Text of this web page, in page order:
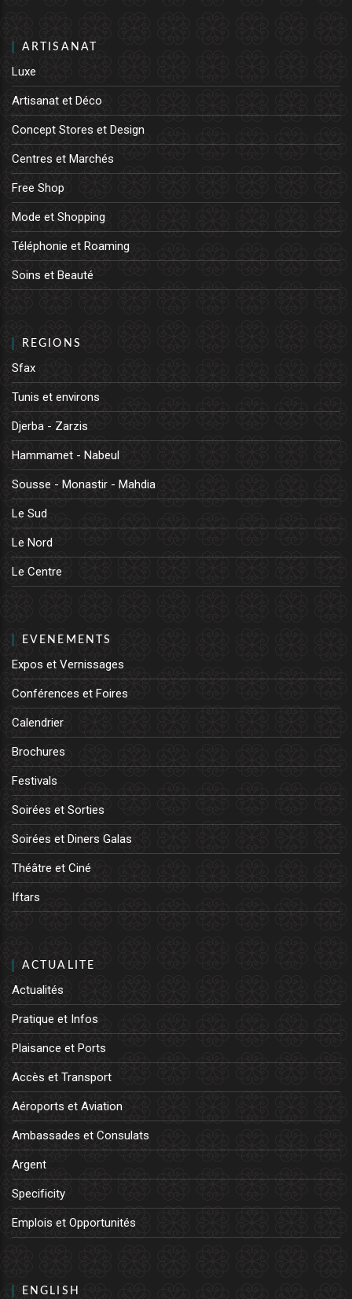
ARTISANAT
Luxe
Artisanat et Déco
Concept Stores et Design
Centres et Marchés
Free Shop
Mode et Shopping
Téléphonie et Roaming
Soins et Beauté
REGIONS
Sfax
Tunis et environs
Djerba - Zarzis
Hammamet - Nabeul
Sousse - Monastir - Mahdia
Le Sud
Le Nord
Le Centre
EVENEMENTS
Expos et Vernissages
Conférences et Foires
Calendrier
Brochures
Festivals
Soirées et Sorties
Soirées et Diners Galas
Théâtre et Ciné
Iftars
ACTUALITE
Actualités
Pratique et Infos
Plaisance et Ports
Accès et Transport
Aéroports et Aviation
Ambassades et Consulats
Argent
Specificity
Emplois et Opportunités
ENGLISH